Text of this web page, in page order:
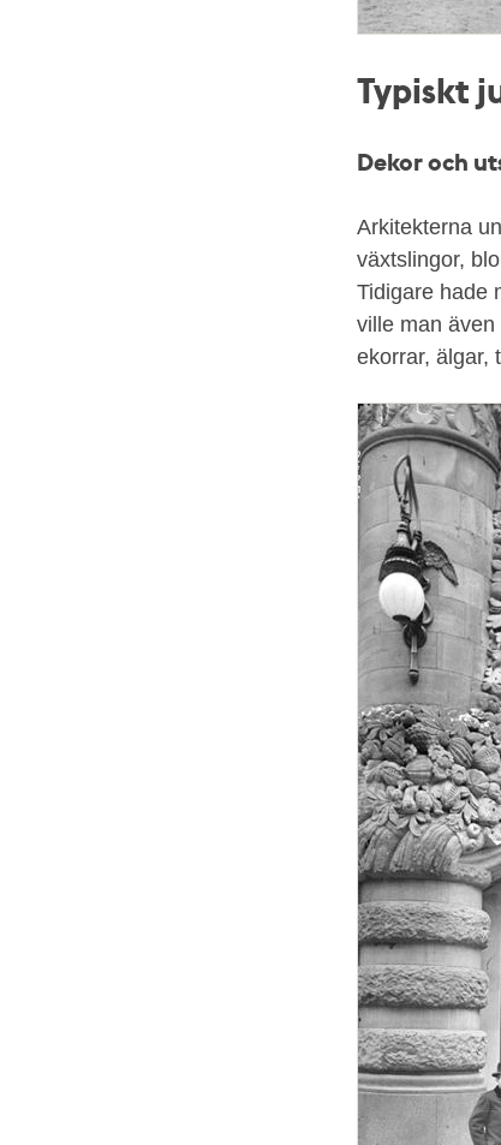
Typiskt
Dekor och
Arkitekterna
växtslingor,
Tidigare hade
ville man
ekorrar, älgar,